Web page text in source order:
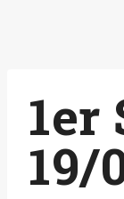
1er
19/